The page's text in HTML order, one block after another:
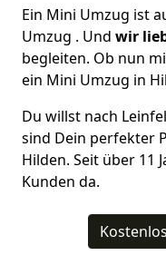
Ein Mini Umzug ist
Umzug . Und wir
begleiten. Ob nun
ein Mini Umzug in
Du willst nach
sind Dein perfekter
Hilden. Seit über 11
Kunden da.